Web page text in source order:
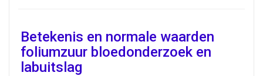
Betekenis en normale waarden
foliumzuur bloedonderzoek en
labuitslag